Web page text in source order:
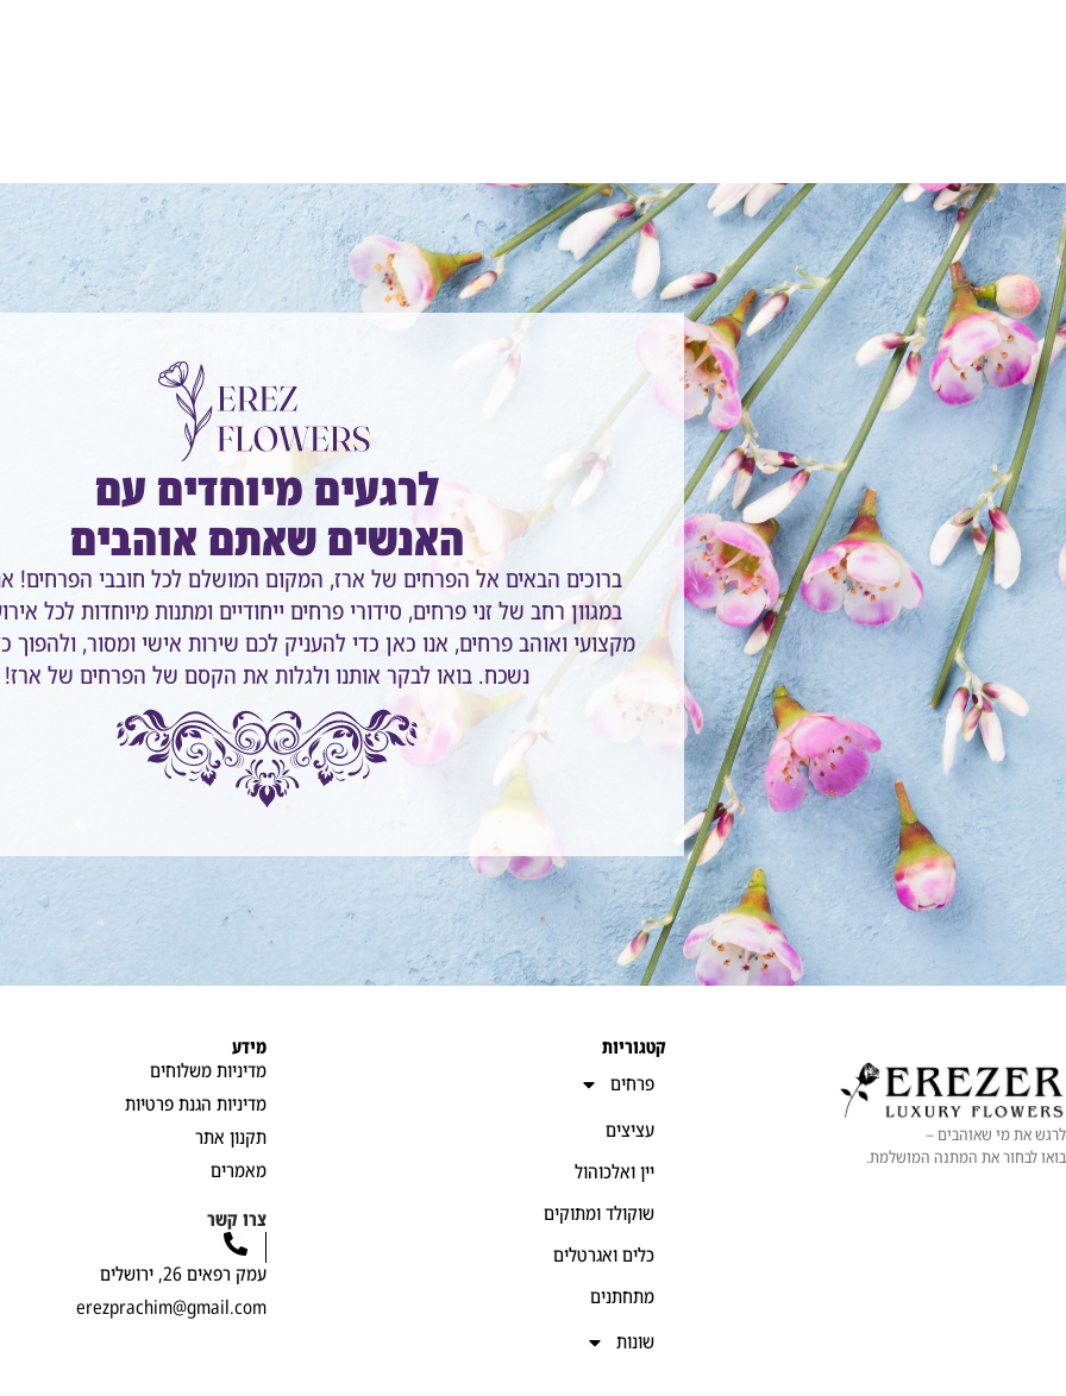
לרגעים מיוחדים עם
האנשים שאתם אוהבים
ברוכים הבאים אל הפרחים של ארז, המקום המושלם לכל חובבי הפרחים!
במגוון רחב של זני פרחים, סידורי פרחים ייחודיים ומתנות מיוחדות לכל
מקצועי ואוהב פרחים, אנו כאן כדי להעניק לכם שירות אישי ומסור, ולהפוך
נשכח. בואו לבקר אותנו ולגלות את הקסם של הפרחים של ארז!
לרגש את מי שאוהבים –
בואו לבחור את המתנה המושלמת.
קטגוריות
פרחים
עציצים
יין ואלכוהול
שוקולד ומתוקים
כלים ואגרטלים
מתחתנים
שונות
מידע
מדיניות משלוחים
מדיניות הגנת פרטיות
תקנון אתר
מאמרים
צרו קשר
עמק רפאים 26, ירושלים
erezprachim@gmail.com